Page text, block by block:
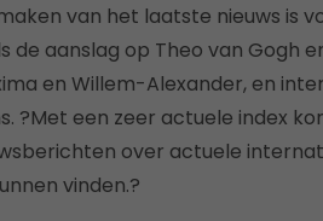
van het laatste nieuws is
de aanslag op Theo van Gogh
en Willem-Alexander, en
?Met een zeer actuele index
over actuele
vinden.?